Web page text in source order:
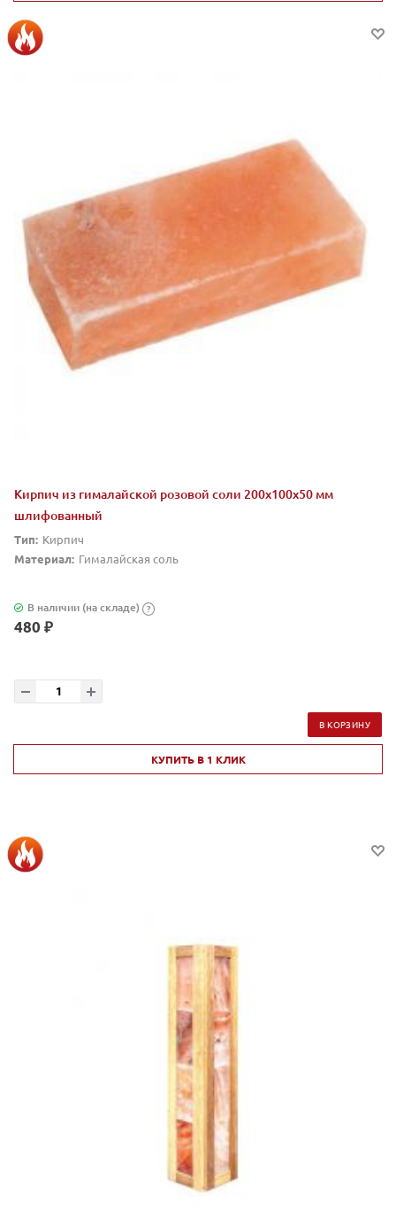
Кирпич из гималайской розовой соли 200x100x50 мм
шлифованный
Тип: Кирпич
Материал: Гималайская соль
В наличии (на складе) ?
480 ₽
В КОРЗИНУ
КУПИТЬ В 1 КЛИК